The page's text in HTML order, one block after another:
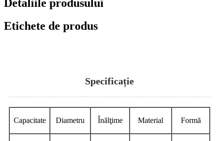
Detaliile produsului
Etichete de produs
Specificație
Capacitate Diametru Înălţime Material Formă